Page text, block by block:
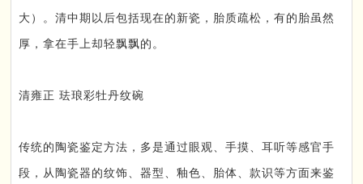
大）。清中期以后包括现在的新瓷，胎质疏松，有的胎虽然
厚，拿在手上却轻飘飘的。
清雍正 珐琅彩牡丹纹碗
传统的陶瓷鉴定方法，多是通过眼观、手摸、耳听等感官手
段，从陶瓷器的纹饰、器型、釉色、胎体、款识等方面来鉴